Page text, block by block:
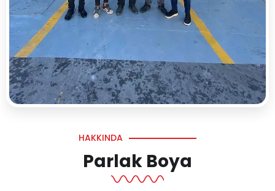
HAKKINDA
Parlak Boya